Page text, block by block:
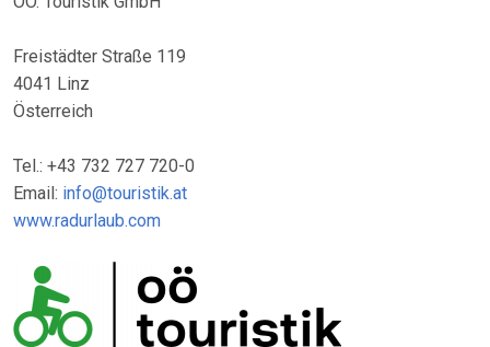
Freistädter Straße 119
4041 Linz
Österreich
Tel.: +43 732 727 720-0
Email: info@touristik.at
www.radurlaub.com